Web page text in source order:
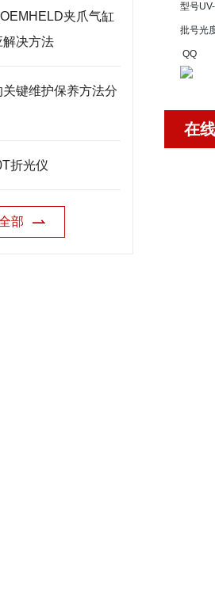
夹爪气缸
解决方法
键维护保养方法分
折光仪
部
型号
批号光
QQ
在